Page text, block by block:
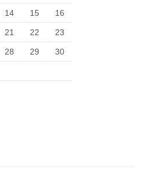
14 15 16
21 22 23
28 29 30